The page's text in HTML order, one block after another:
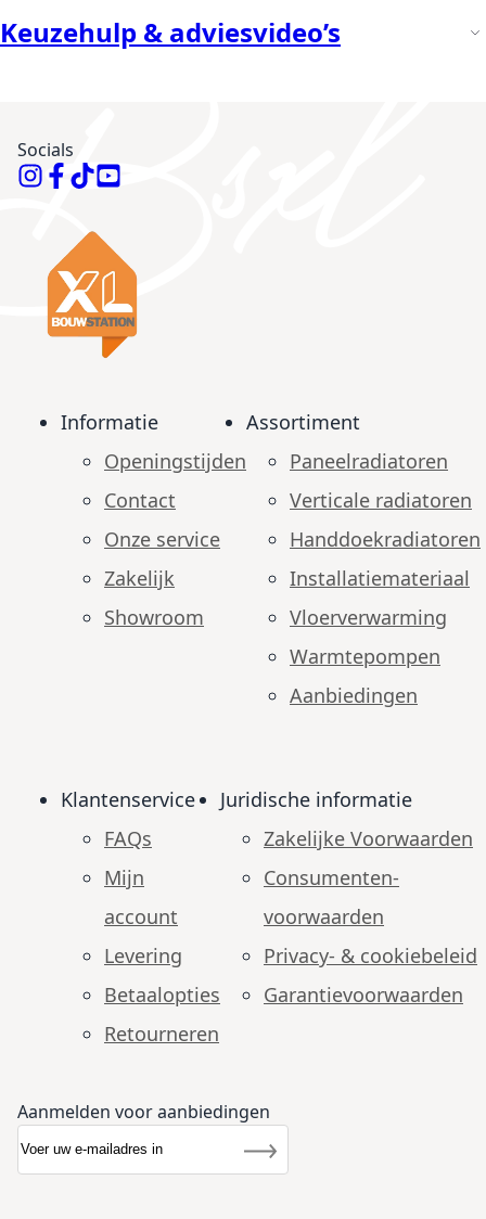
Keuzehulp & adviesvideo’s
Socials
Informatie
Openingstijden
Contact
Onze service
Zakelijk
Showroom
Assortiment
Paneelradiatoren
Verticale radiatoren
Handdoekradiatoren
Installatiemateriaal
Vloerverwarming
Warmtepompen
Aanbiedingen
Klantenservice
FAQs
Mijn
account
Levering
Betaalopties
Retourneren
Juridische informatie
Zakelijke Voorwaarden
Consumenten­
voorwaarden
Privacy- & cookiebeleid
Garantie­voorwaarden
Aanmelden voor aanbiedingen
Nieuwsbrief
Inschrijven